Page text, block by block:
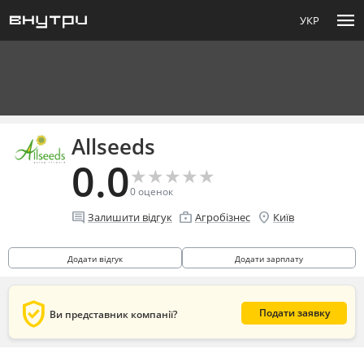
УКР menu
Allseeds
0.0★
★★
★★
★★
★★
★
0оценок
comment Залишити відгук enterprise Агробізнес location_on Київ
Додати відгук Додати зарплату
verified_user Ви представник компанії? Подати заявку